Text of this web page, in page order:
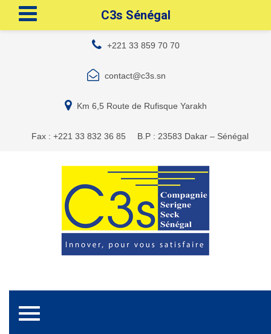
+221 33 859 70 70
contact@c3s.sn
Km 6,5 Route de Rufisque Yarakh
Fax : +221 33 832 36 85 B.P : 23583 Dakar – Sénégal
Toggle navigation
C3s Sénégal